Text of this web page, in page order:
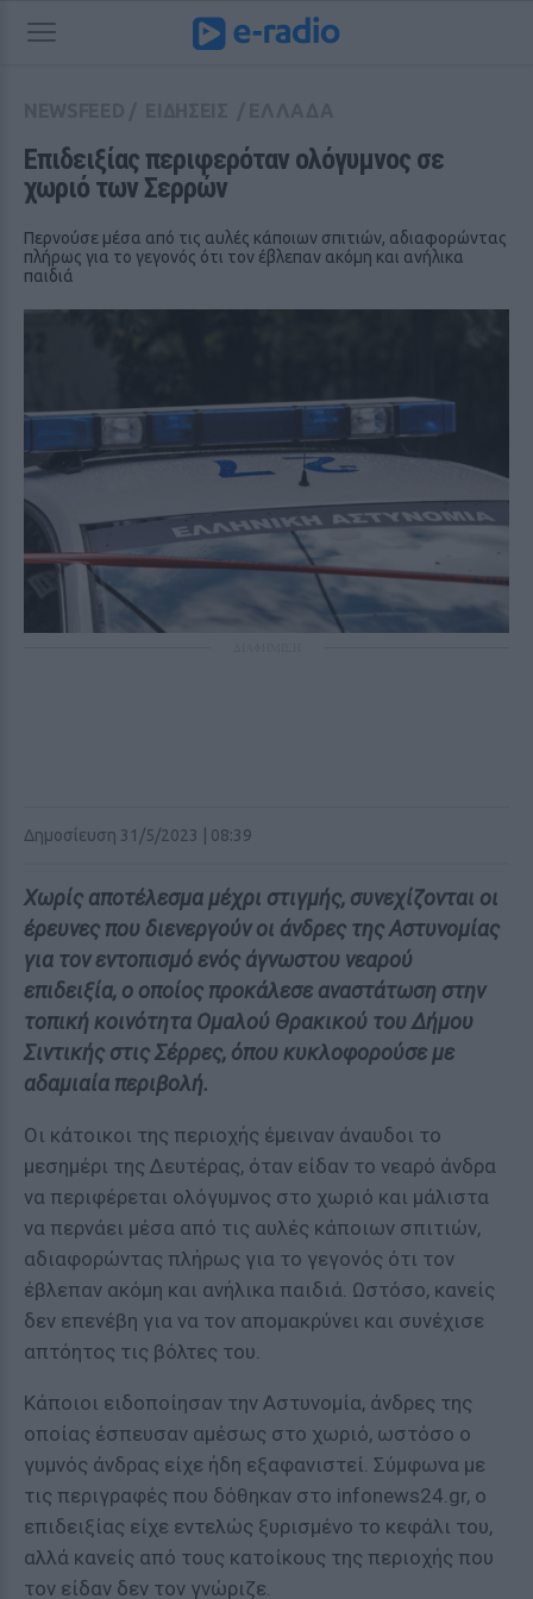
Επιδειξίας περιφερόταν ολόγυμνος σε
χωριό των Σερρών
Περνούσε μέσα από τις αυλές κάποιων σπιτιών, αδιαφορώντας
πλήρως για το γεγονός ότι τον έβλεπαν ακόμη και ανήλικα
παιδιά
Δημοσίευση 31/5/2023 | 08:39
Χωρίς αποτέλεσμα μέχρι στιγμής, συνεχίζονται οι
έρευνες που διενεργούν οι άνδρες της Αστυνομίας
για τον εντοπισμό ενός άγνωστου νεαρού
επιδειξία, ο οποίος προκάλεσε αναστάτωση στην
τοπική κοινότητα Ομαλού Θρακικού του Δήμου
Σιντικής στις Σέρρες, όπου κυκλοφορούσε με
αδαμιαία περιβολή.
Οι κάτοικοι της περιοχής έμειναν άναυδοι το
μεσημέρι της Δευτέρας, όταν είδαν το νεαρό άνδρα
να περιφέρεται ολόγυμνος στο χωριό και μάλιστα
να περνάει μέσα από τις αυλές κάποιων σπιτιών,
αδιαφορώντας πλήρως για το γεγονός ότι τον
έβλεπαν ακόμη και ανήλικα παιδιά. Ωστόσο, κανείς
δεν επενέβη για να τον απομακρύνει και συνέχισε
απτόητος τις βόλτες του.
Κάποιοι ειδοποίησαν την Αστυνομία, άνδρες της
οποίας έσπευσαν αμέσως στο χωριό, ωστόσο ο
γυμνός άνδρας είχε ήδη εξαφανιστεί. Σύμφωνα με
τις περιγραφές που δόθηκαν στο infonews24.gr, ο
επιδειξίας είχε εντελώς ξυρισμένο το κεφάλι του,
αλλά κανείς από τους κατοίκους της περιοχής που
τον είδαν δεν τον γνώριζε.